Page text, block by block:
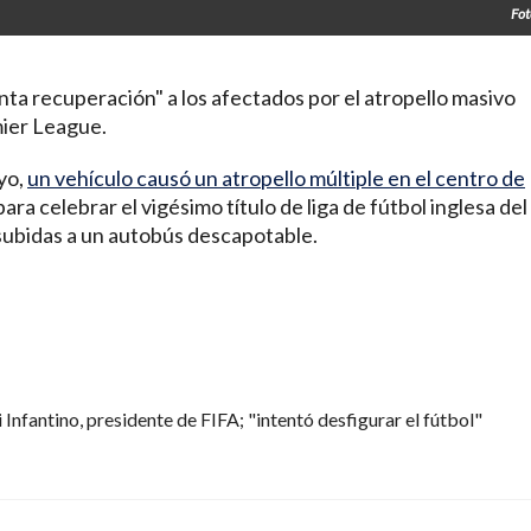
recuperación" a los afectados por el atropello masivo
League.
un vehículo causó un atropello múltiple en el centro de
celebrar el vigésimo título de liga de fútbol inglesa del
a un autobús descapotable.
Infantino, presidente de FIFA; "intentó desfigurar el fútbol"